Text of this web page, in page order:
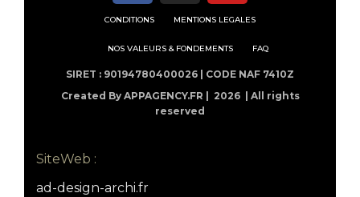
CONDITIONS MENTIONS LEGALES
NOS VALEURS & FONDEMENTS FAQ
SIRET : 90194780400026 | CODE NAF 7410Z
Created By APPAGENCY.FR | 2026 | All rights
reserved
SiteWeb :
ad-design-archi.fr